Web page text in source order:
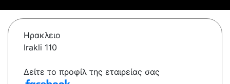
Ηρακλειο
Irakli 110
Δείτε το προφίλ της εταιρείας σας